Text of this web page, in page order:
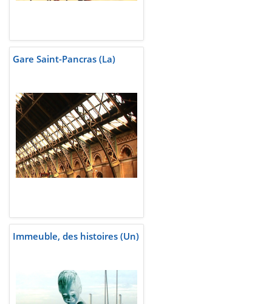
Gare Saint-Pancras (La)
Immeuble, des histoires (Un)